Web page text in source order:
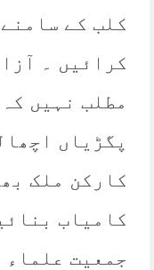
کلب کے
کرائیں ۔
مطلب نہیں
پگڑیاں
کارکن ملک
کامیاب
جمعیت علماء